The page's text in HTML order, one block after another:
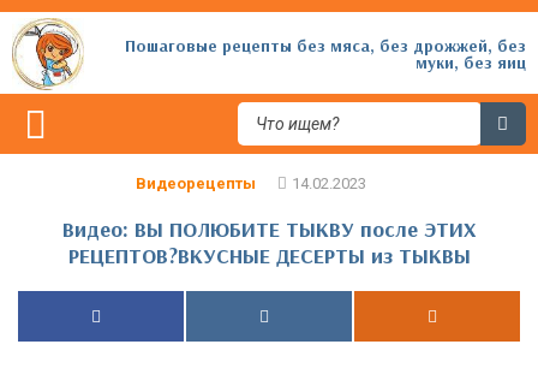
Пошаговые рецепты без мяса, без дрожжей, без
муки, без яиц
Видеорецепты
Видео: ВЫ ПОЛЮБИТЕ ТЫКВУ после ЭТИХ
РЕЦЕПТОВ?ВКУСНЫЕ ДЕСЕРТЫ из ТЫКВЫ